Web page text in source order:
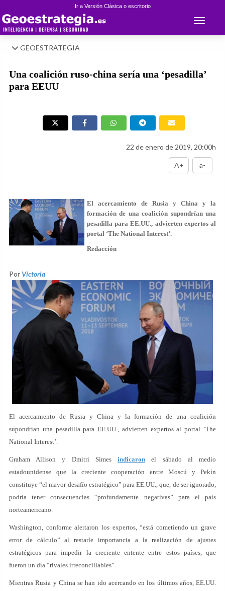
Ir a Versión Clásica o escritorio
Toggle
GEOESTRATEGIA
Una coalición ruso-china sería una ‘pesadilla’
para EEUU
22 de enero de 2019, 20:00h
A+ a-
El acercamiento de Rusia y China y la
formación de una coalición supondrían una
pesadilla para EE.UU., advierten expertos al
portal ‘The National Interest’.
Redacción
Por Victoria
El acercamiento de Rusia y China y la formación de una coalición
supondrían una pesadilla para EE.UU., advierten expertos al portal ‘The
National Interest’.
Graham Allison y Dmitri Simesindicaron el sábado al medio
estadounidense que la creciente cooperación entre Moscú y Pekín
constituye “el mayor desafío estratégico” para EE.UU., que, de ser ignorado,
podría tener consecuencias “profundamente negativas” para el país
norteamericano.
Washington, conforme alertaron los expertos, “está cometiendo un grave
error de cálculo” al restarle importancia a la realización de ajustes
estratégicos para impedir la creciente entente entre estos países, que
fueron un día “rivales irreconciliables”.
Mientras Rusia y China se han ido acercando en los últimos años, EE.UU.